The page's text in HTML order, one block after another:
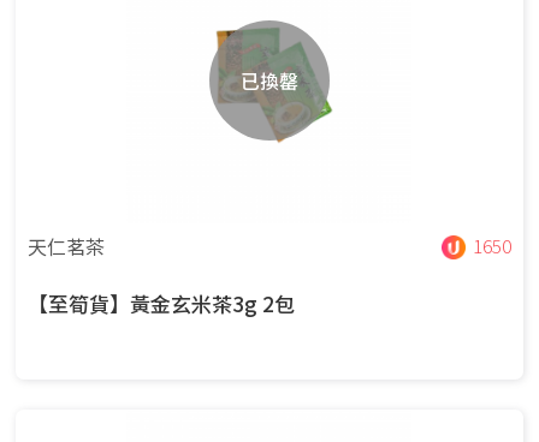
已換罄
天仁茗茶 1650
【至筍貨】黃金玄米茶3g 2包